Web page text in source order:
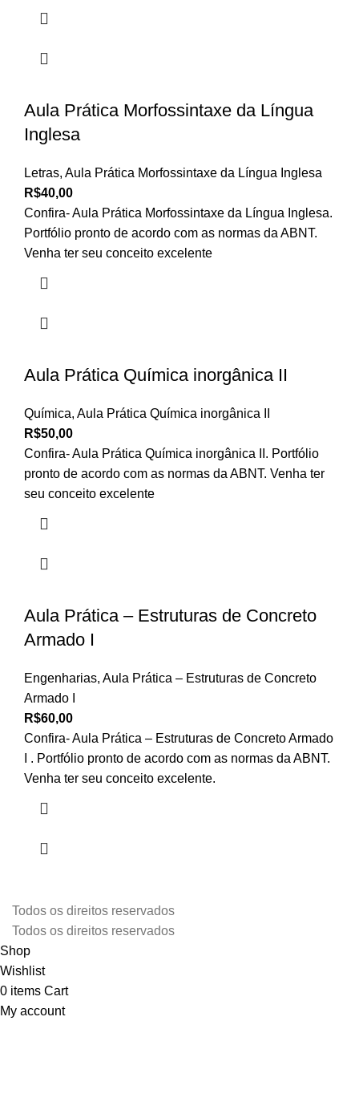
Aula Prática Morfossintaxe da Língua
Inglesa
Letras, Aula Prática Morfossintaxe da Língua Inglesa
R$40,00
Confira- Aula Prática Morfossintaxe da Língua Inglesa.
Portfólio pronto de acordo com as normas da ABNT.
Venha ter seu conceito excelente
Aula Prática Química inorgânica II
Química, Aula Prática Química inorgânica II
R$50,00
Confira- Aula Prática Química inorgânica II. Portfólio
pronto de acordo com as normas da ABNT. Venha ter
seu conceito excelente
Aula Prática – Estruturas de Concreto
Armado I
Engenharias, Aula Prática – Estruturas de Concreto
Armado I
R$60,00
Confira- Aula Prática – Estruturas de Concreto Armado
I . Portfólio pronto de acordo com as normas da ABNT.
Venha ter seu conceito excelente.
Todos os direitos reservados
Todos os direitos reservados
Shop
Wishlist
0 items Cart
My account